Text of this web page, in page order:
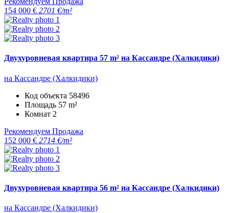
154 000 € 2701 €/m²
Двухуровневая квартира 57 m² на Кассандре (Халкидики)
на Кассандре (Халкидики)
Код объекта 58496
Площадь 57 m²
Комнат 2
Рекомендуем Продажа
152 000 € 2714 €/m²
Двухуровневая квартира 56 m² на Кассандре (Халкидики)
на Кассандре (Халкидики)